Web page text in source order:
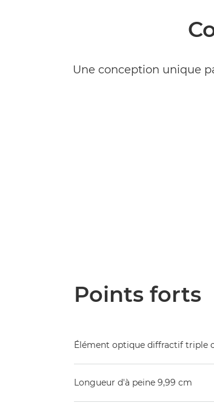
Une conception unique
Points forts
Élément optique diffractif triple
Longueur d'à peine 9,99 cm